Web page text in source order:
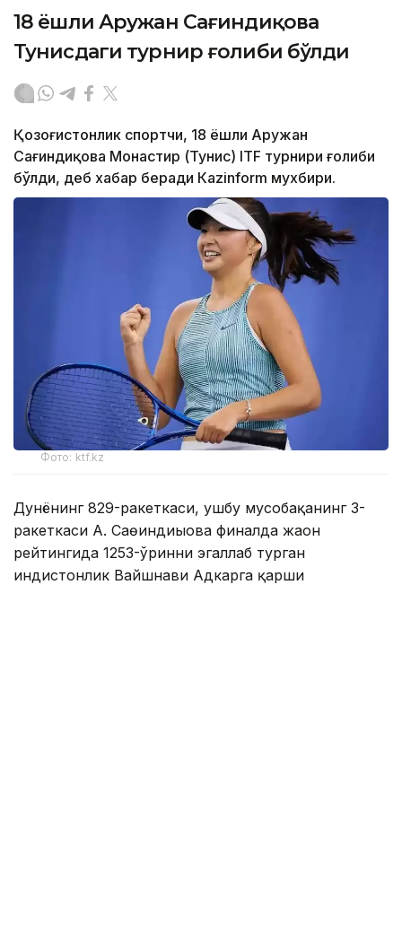
18 ёшли Аружан Сағиндиқова
Тунисдаги турнир ғолиби бўлди
Қозоғистонлик спортчи, 18 ёшли Аружан
Сағиндиқова Монастир (Тунис) ITF турнири ғолиби
бўлди, деб хабар беради Каzinform мухбири.
Фото: ktf.kz
Дунёнинг 829-ракеткаси, ушбу мусобақанинг 3-
ракеткаси А. Саөиндиыова финалда жаҳон
рейтингида 1253-ўринни эгаллаб турган
ҳиндистонлик Вайшнави Адкарга қарши